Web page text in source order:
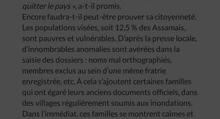
quitter le pays », a-t-il promis.
Encore faudra-t-il peut-être prouver sa citoyenneté.
Les populations visées, soit 12,5 % des Assamais,
sont pauvres et vulnérables. D’après la presse locale,
d’innombrables anomalies sont avérées dans la
saisie des dossiers : noms mal orthographiés,
membres exclus au sein d’une même fratrie
enregistrée, etc. À cela s’ajoutent certaines familles
qui ont égaré leurs anciens documents officiels, dans
des villages régulièrement soumis aux inondations.
Dans l’immédiat, ces familles se montrent calmes et